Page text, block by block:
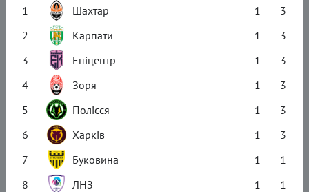
1
Шахтар 1
3
2
Карпати 1
3
3
Епіцентр 1
3
4
Зоря 1
3
5
Полісся 1
3
6
Харків 1
3
7
Буковина 1
1
8
ЛНЗ 1
1